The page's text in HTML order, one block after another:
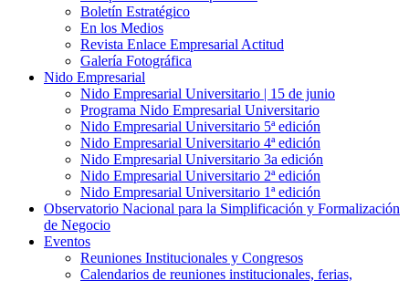
Boletín Estratégico
En los Medios
Revista Enlace Empresarial Actitud
Galería Fotográfica
Nido Empresarial
Nido Empresarial Universitario | 15 de junio
Programa Nido Empresarial Universitario
Nido Empresarial Universitario 5ª edición
Nido Empresarial Universitario 4ª edición
Nido Empresarial Universitario 3a edición
Nido Empresarial Universitario 2ª edición
Nido Empresarial Universitario 1ª edición
Observatorio Nacional para la Simplificación y Formalización
de Negocio
Eventos
Reuniones Institucionales y Congresos
Calendarios de reuniones institucionales, ferias,